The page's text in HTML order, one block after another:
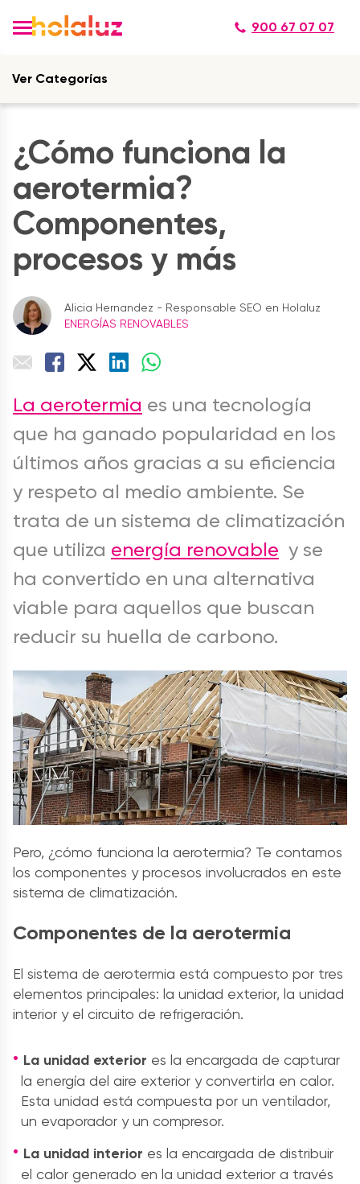
900 67 07 07
Ver Categorías
¿Cómo funciona la
aerotermia?
Componentes,
procesos y más
Alicia Hernandez - Responsable SEO en Holaluz
ENERGÍAS RENOVABLES
La aerotermia es una tecnología
que ha ganado popularidad en los
últimos años gracias a su eficiencia
y respeto al medio ambiente. Se
trata de un sistema de climatización
que utiliza energía renovable y se
ha convertido en una alternativa
viable para aquellos que buscan
reducir su huella de carbono.
Pero, ¿cómo funciona la aerotermia? Te contamos
los componentes y procesos involucrados en este
sistema de climatización.
Componentes de la aerotermia
El sistema de aerotermia está compuesto por tres
elementos principales: la unidad exterior, la unidad
interior y el circuito de refrigeración.
La unidad exterior es la encargada de capturar
la energía del aire exterior y convertirla en calor.
Esta unidad está compuesta por un ventilador,
un evaporador y un compresor.
La unidad interior es la encargada de distribuir
el calor generado en la unidad exterior a través